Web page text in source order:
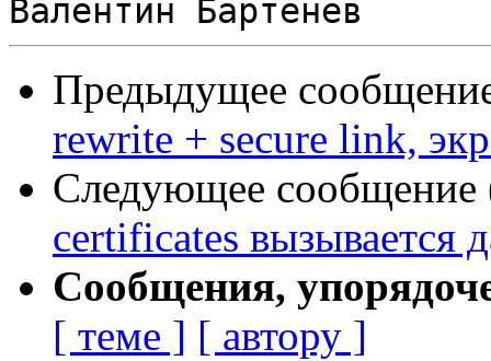
Предыдущее
rewrite + secure link,
Следующее сообщение
certificates вызывается
Сообщения,
[ теме ] [ автору ]